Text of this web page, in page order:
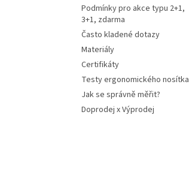
Podmínky pro akce typu 2+1,
3+1, zdarma
Často kladené dotazy
Materiály
Certifikáty
Testy ergonomického nosítka
Jak se správně měřit?
Doprodej x Výprodej